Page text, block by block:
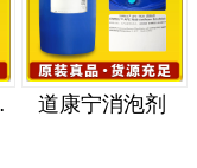
剂 道康宁消泡剂